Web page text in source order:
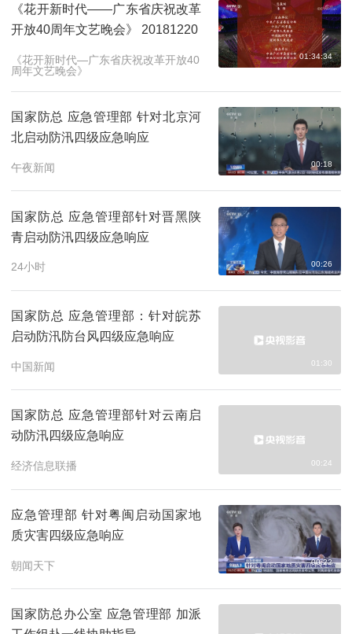
《花开新时代——广东省庆祝改革
开放40周年文艺晚会》 20181220
《花开新时代—广东省庆祝改革开放40
周年文艺晚会》
01:34:34
国家防总 应急管理部 针对北京河
北启动防汛四级应急响应
午夜新闻 00:18
国家防总 应急管理部针对晋黑陕
青启动防汛四级应急响应
24小时 00:26
国家防总 应急管理部：针对皖苏
启动防汛防台风四级应急响应
中国新闻 01:30
国家防总 应急管理部针对云南启
动防汛四级应急响应
经济信息联播 00:24
应急管理部 针对粤闽启动国家地
质灾害四级应急响应
朝闻天下 00:22
国家防总办公室 应急管理部 加派